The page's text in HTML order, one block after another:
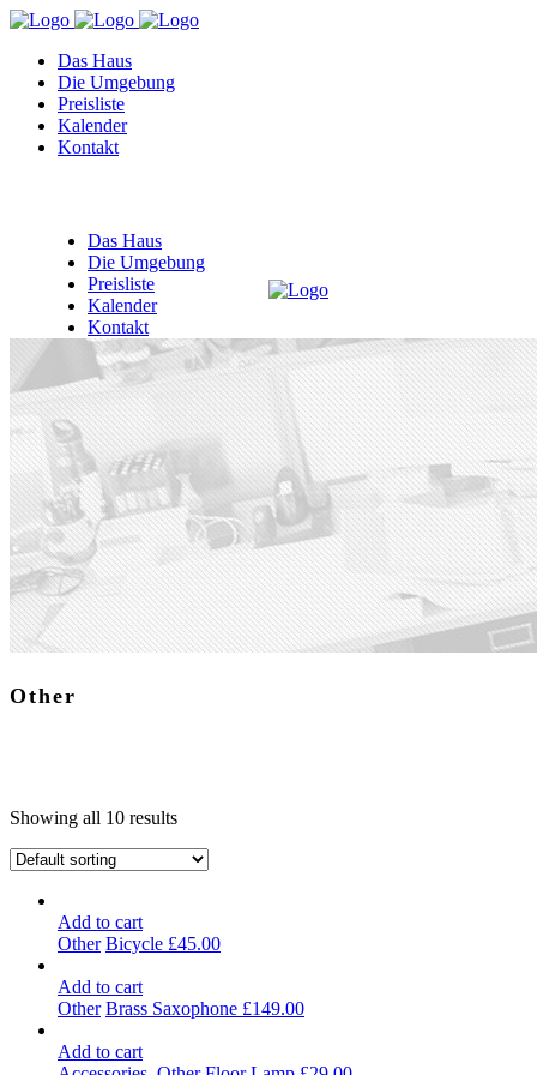
Das Haus
Die Umgebung
Preisliste
Kalender
Kontakt
Das Haus
Die Umgebung
Preisliste
Kalender
Kontakt
Other
Showing all 10 results
Add to cart
Other Bicycle £45.00
Add to cart
Other Brass Saxophone £149.00
Add to cart